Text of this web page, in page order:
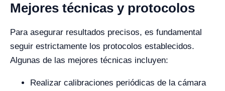
Mejores técnicas y protocolos
Para asegurar resultados precisos, es fundamental
seguir estrictamente los protocolos establecidos.
Algunas de las mejores técnicas incluyen:
Realizar calibraciones periódicas de la cámara